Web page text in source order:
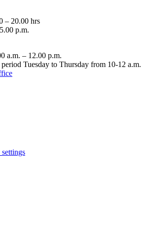
– 20.00 hrs
p.m.
a.m. – 12.00 p.m.
Tuesday to Thursday from 10-12 a.m.